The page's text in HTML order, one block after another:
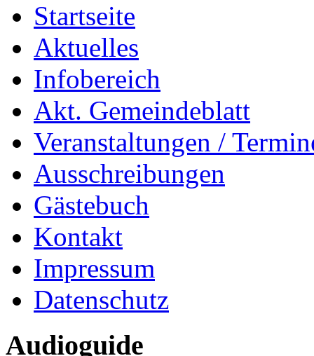
Startseite
Aktuelles
Infobereich
Akt. Gemeindeblatt
Veranstaltungen /
Ausschreibungen
Gästebuch
Kontakt
Impressum
Datenschutz
Audioguide